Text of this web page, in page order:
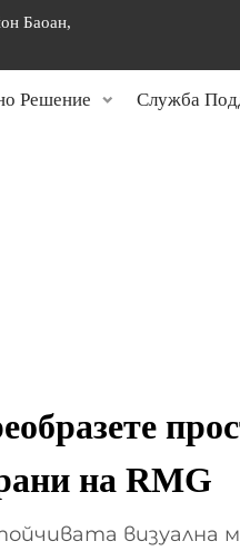
Баоан,
Решение Служба
на RMG
визуална